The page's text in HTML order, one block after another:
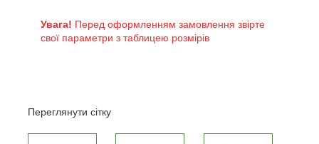
Увага! Перед оформленням замовлення звірте
свої параметри з таблицею розмірів
Переглянути сітку